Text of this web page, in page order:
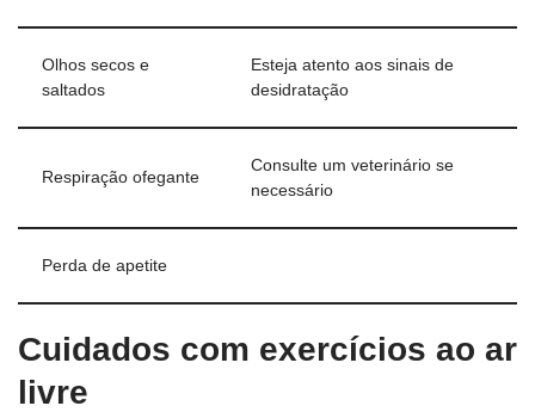
Olhos secos e
saltados
Esteja atento aos sinais de
desidratação
Respiração ofegante
Consulte um veterinário se
necessário
Perda de apetite
Cuidados com exercícios ao ar
livre